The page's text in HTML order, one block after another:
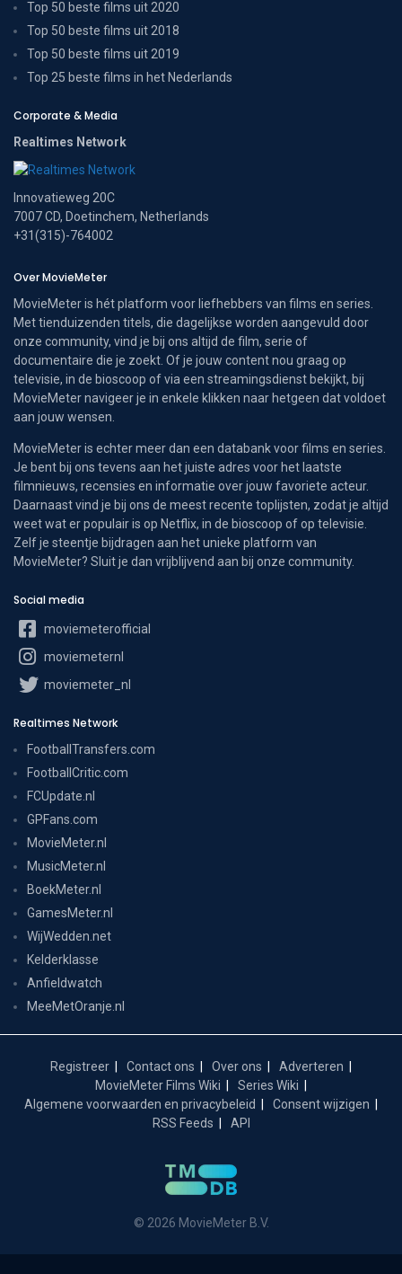
Top 50 beste films uit 2020
Top 50 beste films uit 2018
Top 50 beste films uit 2019
Top 25 beste films in het Nederlands
Corporate & Media
Realtimes Network
Innovatieweg 20C
7007 CD, Doetinchem, Netherlands
+31(315)-764002
Over MovieMeter
MovieMeter is hét platform voor liefhebbers van films en series.
Met tienduizenden titels, die dagelijkse worden aangevuld door
onze community, vind je bij ons altijd de film, serie of
documentaire die je zoekt. Of je jouw content nou graag op
televisie, in de bioscoop of via een streamingsdienst bekijkt, bij
MovieMeter navigeer je in enkele klikken naar hetgeen dat voldoet
aan jouw wensen.
MovieMeter is echter meer dan een databank voor films en series.
Je bent bij ons tevens aan het juiste adres voor het laatste
filmnieuws, recensies en informatie over jouw favoriete acteur.
Daarnaast vind je bij ons de meest recente toplijsten, zodat je altijd
weet wat er populair is op Netflix, in de bioscoop of op televisie.
Zelf je steentje bijdragen aan het unieke platform van
MovieMeter? Sluit je dan vrijblijvend aan bij onze community.
Social media
moviemeterofficial
moviemeternl
moviemeter_nl
Realtimes Network
FootballTransfers.com
FootballCritic.com
FCUpdate.nl
GPFans.com
MovieMeter.nl
MusicMeter.nl
BoekMeter.nl
GamesMeter.nl
WijWedden.net
Kelderklasse
Anfieldwatch
MeeMetOranje.nl
Registreer Contact ons Over ons
Adverteren
MovieMeter Films Wiki
Series Wiki
Algemene voorwaarden en privacybeleid
Consent wijzigen
RSS Feeds
API
© 2026 MovieMeter B.V.